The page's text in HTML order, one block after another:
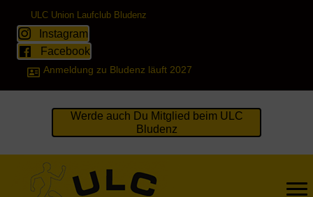
ULC Union Laufclub Bludenz
Instagram
Facebook
Anmeldung zu Bludenz läuft 2027
Werde auch Du Mitglied beim ULC
Bludenz